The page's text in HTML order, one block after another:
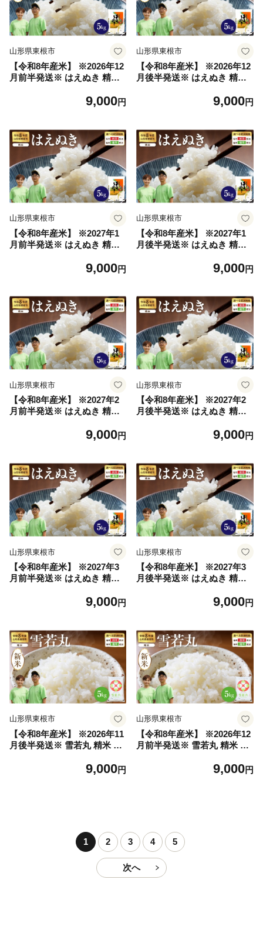
山形県東根市
【令和8年産米】 ※2026年12
月前半発送※ はえぬき 精米
市産 hi076-009-121-r8gw
9,000円
山形県東根市
【令和8年産米】 ※2026年12
月後半発送※ はえぬき 精米
市産 hi076-009-123-r8gw
9,000円
山形県東根市
【令和8年産米】 ※2027年1
月前半発送※ はえぬき 精米
市産 hi076-009-011-r8gw
9,000円
山形県東根市
【令和8年産米】 ※2027年1
月後半発送※ はえぬき 精米
市産 hi076-009-013-r8gw
9,000円
山形県東根市
【令和8年産米】 ※2027年2
月前半発送※ はえぬき 精米
市産 hi076-009-021-r8gw
9,000円
山形県東根市
【令和8年産米】 ※2027年2
月後半発送※ はえぬき 精米
市産 hi076-009-023-r8gw
9,000円
山形県東根市
【令和8年産米】 ※2027年3
月前半発送※ はえぬき 精米
市産 hi076-009-031-r8gw
9,000円
山形県東根市
【令和8年産米】 ※2027年3
月後半発送※ はえぬき 精米
市産 hi076-009-033-r8gw
9,000円
山形県東根市
【令和8年産米】 ※2026年11
月後半発送※ 雪若丸 精米 5k
産 hi076-007-113-r8gw9,000円
山形県東根市
【令和8年産米】 ※2026年12
月前半発送※ 雪若丸 精米 5k
産 hi076-007-121-r8gw9,000円
1 2 3 4 5
次へ